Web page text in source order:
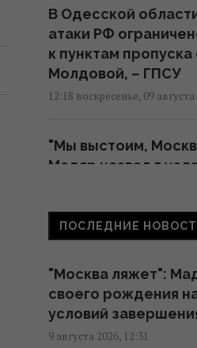
В Одесской
атаки РФ
к пунктам пропуска
Молдовой, – ГПСУ
12:18 воскресенье, 09
"Мы выстоим,
Мадяр назва л 5
позиция С-400, из
августа били по
Мадяр
11:43 воскресенье, 09 августа
ПОСЛЕДНИЕ
"Москва ляжет":
своего рождения
условий
9 августа 2026, 12:31